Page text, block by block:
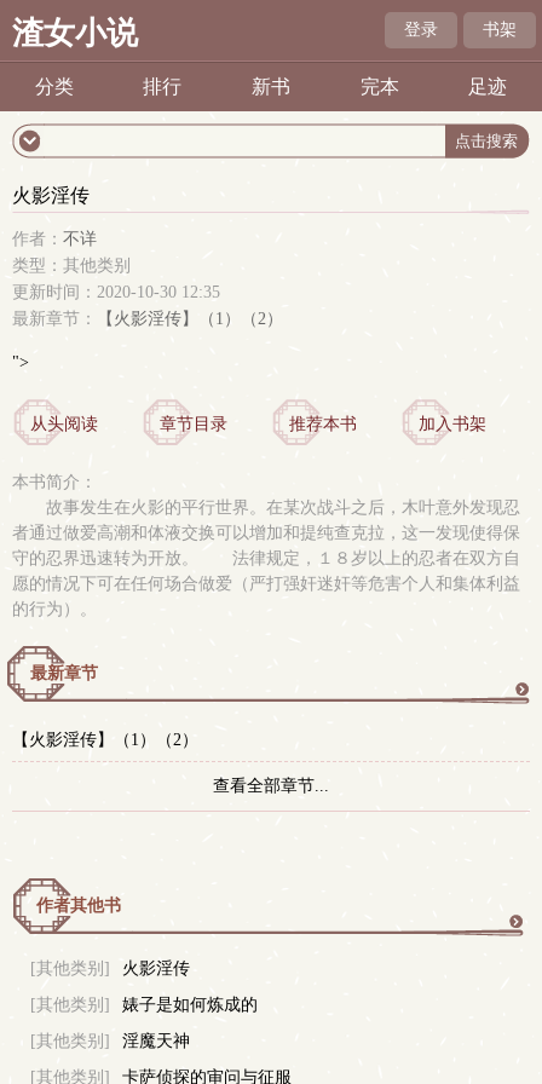
渣女小说 登录 书架
分类 排行 新书 完本 足迹
火影淫传
作者： 不详
类型：其他类别
更新时间：2020-10-30 12:35
最新章节：
【火影淫传】（1）（2）
">
从头阅读 章节目录 推荐本书 加入书架
本书简介：
故事发生在火影的平行世界。在某次战斗之后，木叶意外发现忍
者通过做爱高潮和体液交换可以增加和提纯查克拉，这一发现使得保
守的忍界迅速转为开放。 法律规定，１８岁以上的忍者在双方自
愿的情况下可在任何场合做爱（严打强奸迷奸等危害个人和集体利益
的行为）。
最新章节
【火影淫传】（1）（2）
查看全部章节...
作者其他书
[其他类别]
火影淫传
[其他类别]
婊子是如何炼成的
[其他类别]
淫魔天神
[其他类别]
卡萨侦探的审问与征服